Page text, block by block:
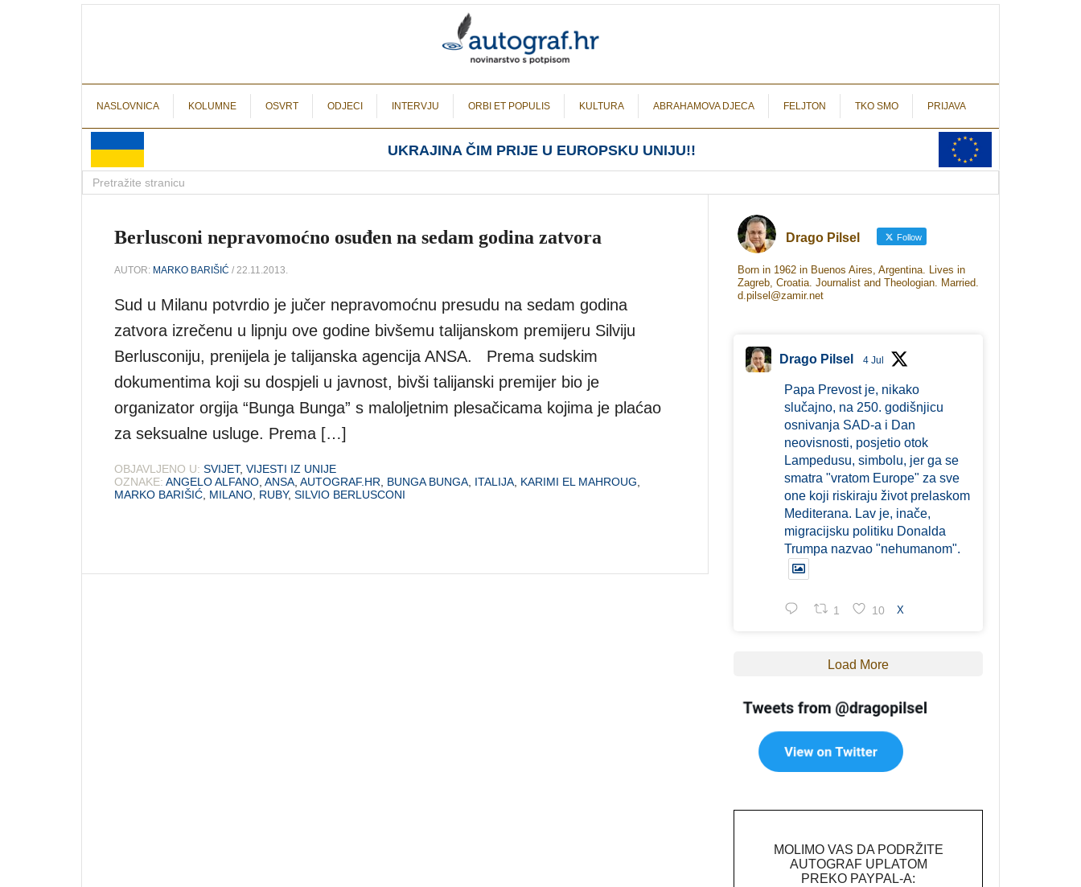
NASLOVNICA KOLUMNE OSVRT ODJECI INTERVJU ORBI ET POPULIS KULTURA ABRAHAMOVA DJECA FELJTON TKO SMO PRIJAVA
UKRAJINA ČIM PRIJE U EUROPSKU UNIJU!!
Berlusconi nepravomoćno osuđen na sedam godina zatvora
AUTOR: MARKO BARIŠIĆ / 22.11.2013.
Sud u Milanu potvrdio je jučer nepravomoćnu presudu na sedam godina
zatvora izrečenu u lipnju ove godine bivšemu talijanskom premijeru Silviju
Berlusconiju, prenijela je talijanska agencija ANSA. Prema sudskim
dokumentima koji su dospjeli u javnost, bivši talijanski premijer bio je
organizator orgija “Bunga Bunga” s maloljetnim plesačicama kojima je plaćao
za seksualne usluge. Prema […]
OBJAVLJENO U: SVIJET, VIJESTI IZ UNIJE
OZNAKE: ANGELO ALFANO ANSA AUTOGRAF.HR BUNGA BUNGA ITALIJA KARIMI EL MAHROUG
MARKO BARIŠIĆ MILANO RUBY, SILVIO BERLUSCONI
Drago Pilsel Follow
Born in 1962 in Buenos Aires, Argentina. Lives in
Zagreb, Croatia. Journalist and Theologian. Married.
d.pilsel@zamir.net
Drago Pilsel 4 Jul
Papa Prevost je, nikako
slučajno, na 250. godišnjicu
osnivanja SAD-a i Dan
neovisnosti, posjetio otok
Lampedusu, simbolu, jer ga se
smatra "vratom Europe" za sve
one koji riskiraju život prelaskom
Mediterana. Lav je, inače,
migracijsku politiku Donalda
Trumpa nazvao "nehumanom".
1 10 X
Load More
MOLIMO VAS DA PODRŽITE
AUTOGRAF UPLATOM
PREKO PAYPAL-A: